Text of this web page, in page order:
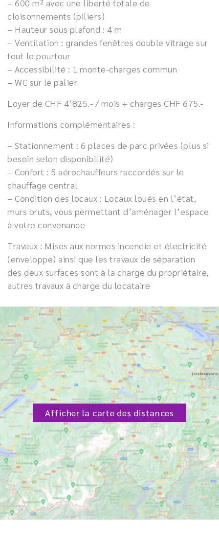
– 600 m² avec une liberté totale de
cloisonnements (piliers)
– Hauteur sous plafond : 4 m
– Ventilation : grandes fenêtres double vitrage sur
tout le pourtour
– Accessibilité : 1 monte-charges commun
– WC sur le palier
Loyer de CHF 4’825.- / mois + charges CHF 675.-
Informations complémentaires :
– Stationnement : 6 places de parc privées (plus si
besoin selon disponibilité)
– Confort : 5 aérochauffeurs raccordés sur le
chauffage central
– Condition des locaux : Locaux loués en l’état,
murs bruts, vous permettant d’aménager l’espace
à votre convenance
Travaux : Mises aux normes incendie et électricité
(enveloppe) ainsi que les travaux de séparation
des deux surfaces sont à la charge du propriétaire,
autres travaux à charge du locataire
Afficher la carte des distances